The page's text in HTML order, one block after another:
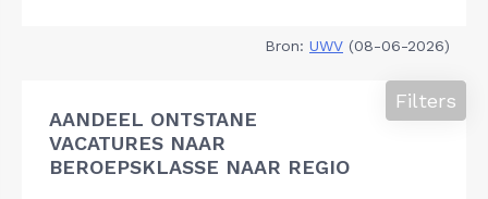
Bron: UWV (08-06-2026)
AANDEEL ONTSTANE
VACATURES NAAR
BEROEPSKLASSE NAAR REGIO
Filters